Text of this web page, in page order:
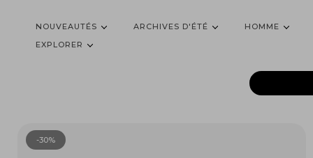
NOUVEAUTÉS ARCHIVES D'ÉTÉ
HOMME
EXPLORER
-30%